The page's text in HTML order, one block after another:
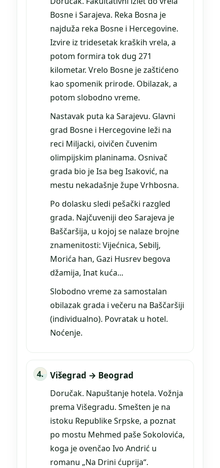
Bosne i Sarajeva. Reka Bosna je
najduža reka Bosne i Hercegovine.
Izvire iz tridesetak kraških vrela, a
potom formira tok dug 271
kilometar. Vrelo Bosne je zaštićeno
kao spomenik prirode. Obilazak, a
potom slobodno vreme.
Nastavak puta ka Sarajevu. Glavni
grad Bosne i Hercegovine leži na
reci Miljacki, oivičen čuvenim
olimpijskim planinama. Osnivač
grada bio je Isa beg Isaković, na
mestu nekadašnje župe Vrhbosna.
Po dolasku sledi pešački razgled
grada. Najčuveniji deo Sarajeva je
Baščaršija, u kojoj se nalaze brojne
znamenitosti: Vijećnica, Sebilj,
Morića han, Gazi Husrev begova
džamija, Inat kuća...
Slobodno vreme za samostalan
obilazak grada i večeru na Baščaršiji
(individualno). Povratak u hotel.
Noćenje.
Višegrad → Beograd
Doručak. Napuštanje hotela. Vožnja
prema Višegradu. Smešten je na
istoku Republike Srpske, a poznat
po mostu Mehmed paše Sokolovića,
koga je ovenčao Ivo Andrić u
romanu „Na Drini ćuprija“.